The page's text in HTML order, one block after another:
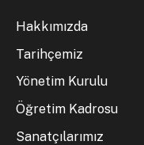
Hakkımızda
Tarihçemiz
Yönetim Kurulu
Öğretim Kadrosu
Sanatçılarımız